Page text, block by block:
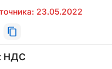
23.05.2022
НДС